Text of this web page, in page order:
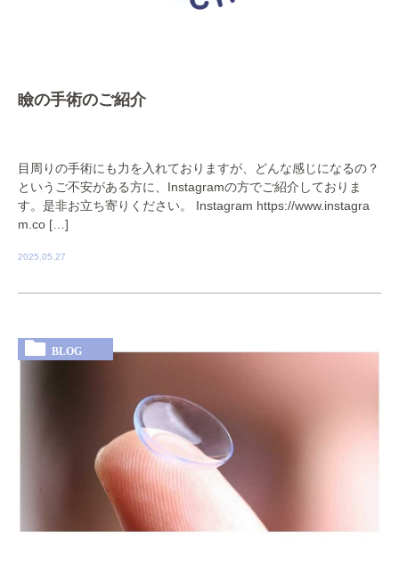
瞼の手術のご紹介
目周りの手術にも力を入れておりますが、どんな感じになるの？
というご不安がある方に、Instagramの方でご紹介しておりま
す。是非お立ち寄りください。 Instagram https://www.instagra
m.co […]
2025.05.27
BLOG